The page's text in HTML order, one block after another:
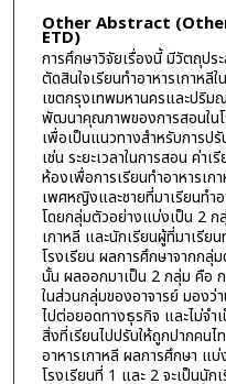
Other Abstract
ETD)
การศึกษาวิจัยเรื่องนี้ มีวัตถุป
ตัดสินใจเรียนทำอาหารเกาหลี
เขตกรุงเทพมหานครและปริม
พัฒนาคุณภาพของการสอนในโ
เพื่อเป็นแนวทางสำหรับการป
เช่น ระยะเวลาในการสอน ค่า
ห้องเพื่อการเรียนทำอาหารเก
เพศหญิงและชายที่มาเรียนทำอ
โดยกลุ่มตัวอย่างแบ่งเป็น 2 ก
เกาหลี และนักเรียนผู้ที่มาเรีย
โรงเรียน ผลการศึกษาจากก
นั้น ผลออกมาเป็น 2 กลุ่ม คือ
ในส่วนกลุ่มของอาจารย์ มองว่
ไปต่อยอดทางธุรกิจ และไม่จ
สิ่งที่เรียนไปปรับให้ถูกปากคน
อาหารเกาหลี ผลการศึกษา แ
โรงเรียนที่ 1 และ 2 จะเป็นนัก